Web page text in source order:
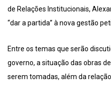
de Relações Institucionais,
“dar a partida” à nova gestão
Entre os temas que serão
governo, a situação das obras
serem tomadas, além da